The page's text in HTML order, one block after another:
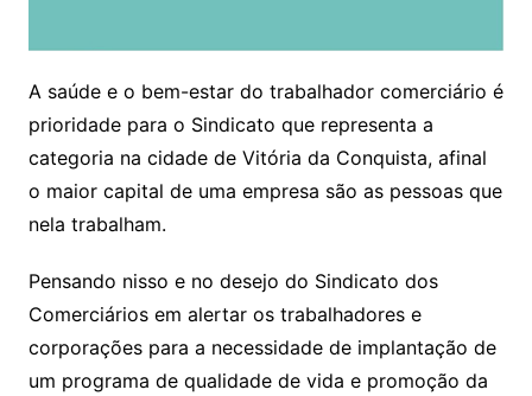
A saúde e o bem-estar do trabalhador comerciário é
prioridade para o Sindicato que representa a
categoria na cidade de Vitória da Conquista, afinal
o maior capital de uma empresa são as pessoas que
nela trabalham.
Pensando nisso e no desejo do Sindicato dos
Comerciários em alertar os trabalhadores e
corporações para a necessidade de implantação de
um programa de qualidade de vida e promoção da